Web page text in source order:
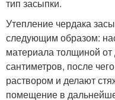
тип засыпки.
Утепление чердака
следующим образом:
материала толщиной от
сантиметров, после
раствором и делают
помещение в